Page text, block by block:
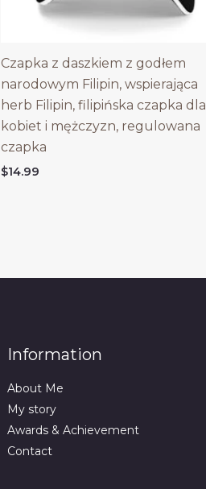
Czapka z daszkiem z godłem
narodowym Filipin, wspierająca
herb Filipin, filipińska czapka dla
kobiet i mężczyzn, regulowana
czapka
$14.99
Information
About Me
My story
Awards & Achievement
Contact